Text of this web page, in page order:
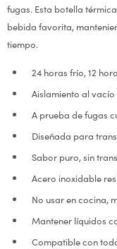
fugas. Esta botella
bebida favorita,
tiempo.
24 horas frío, 12
Aislamiento al
A prueba de fugas
Diseñada para
Sabor puro, sin
Acero inoxidable
No usar en cocina,
Mantener líquidos
Compatible con